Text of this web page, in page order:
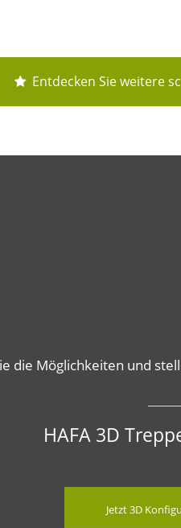
Entdecken Sie weitere
die Möglichkeiten und
HAFA 3D
Jetzt 3D